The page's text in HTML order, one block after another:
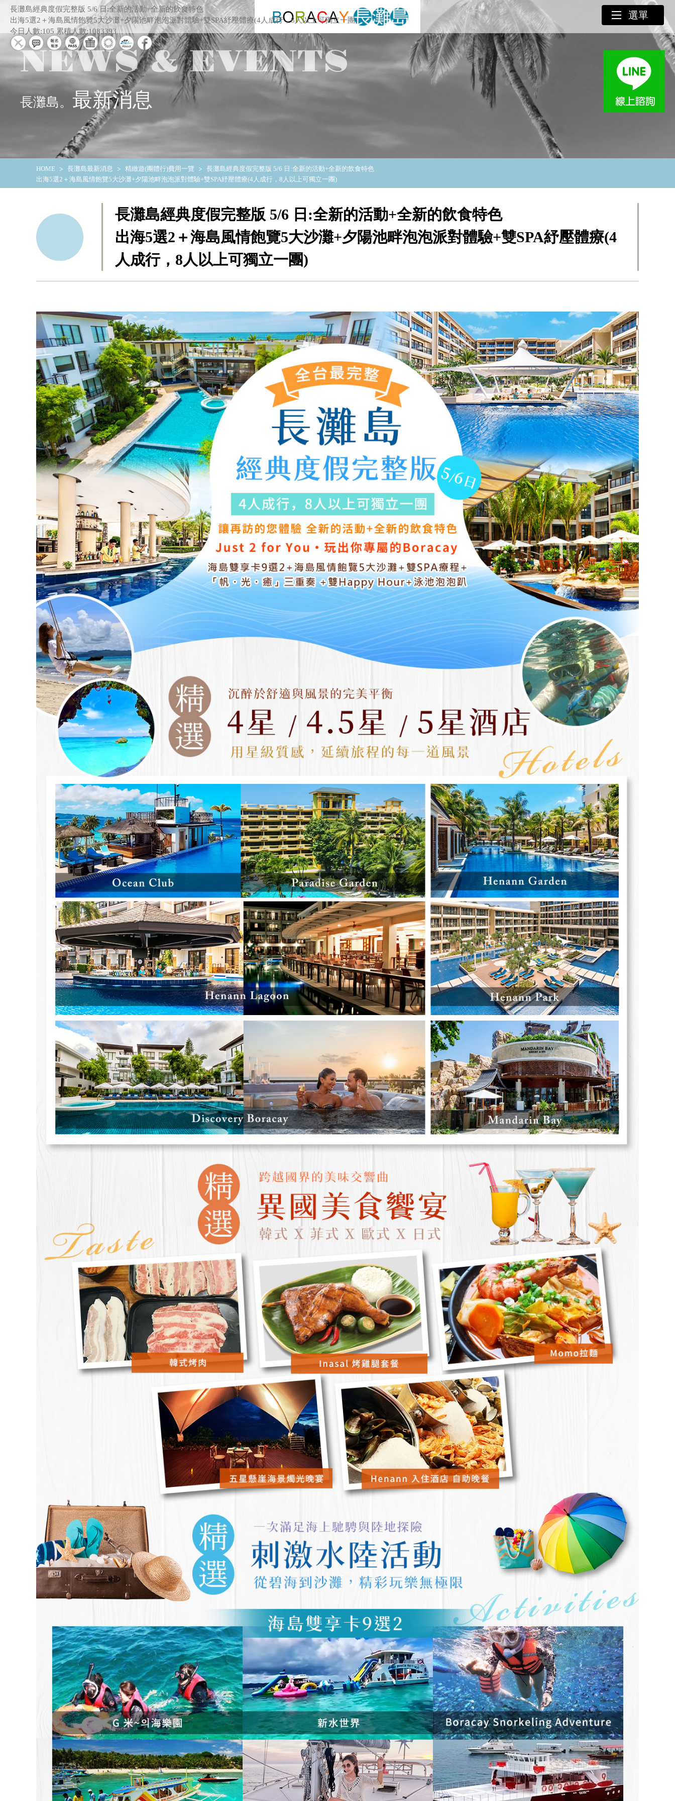
選單
長灘島經典度假完整版 5/6 日:全新的活動+全新的飲食特色
出海5選2＋海島風情飽覽5大沙灘+夕陽池畔泡泡派對體驗+雙SPA紓壓體療(4人成行，8人以上可獨立一團)
今日人數:105 累積人數:1083393
NEWS & EVENTS
長灘島。最新消息
HOME 長灘島最新消息 精緻遊(團體行)費用一覽
長灘島經典度假完整版 5/6 日:全新的活動+全新的飲食特色
出海5選2＋海島風情飽覽5大沙灘+夕陽池畔泡泡派對體驗+雙SPA紓壓體療(4人成行，8人以上可獨立一團)
長灘島經典度假完整版 5/6 日:全新的活動+全新的飲食特色
出海5選2＋海島風情飽覽5大沙灘+夕陽池畔泡泡派對體驗+雙SPA紓壓體療(4
人成行，8人以上可獨立一團)